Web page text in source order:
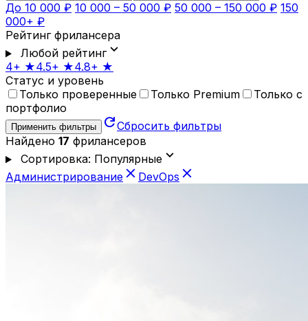
До 10 000 ₽ 10 000 – 50 000 ₽ 50 000 – 150 000 ₽ 150
000+ ₽
Рейтинг фрилансера
Любой рейтингexpand_more
4+ ★4.5+ ★4.8+ ★
Статус и уровень
Только проверенные
Только Premium
Только с
портфолио
Применить фильтры refreshСбросить фильтры
Найдено 17 фрилансеров
Сортировка: Популярныеexpand_more
Администрирование close DevOps close